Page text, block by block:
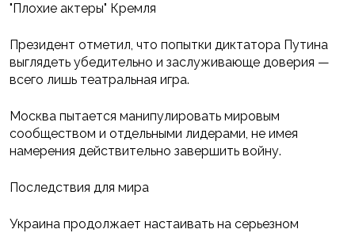
"Плохие актеры" Кремля
Президент отметил, что попытки диктатора Путина
выглядеть убедительно и заслуживающе доверия —
всего лишь театральная игра.
Москва пытается манипулировать мировым
сообществом и отдельными лидерами, не имея
намерения действительно завершить войну.
Последствия для мира
Украина продолжает настаивать на серьезном